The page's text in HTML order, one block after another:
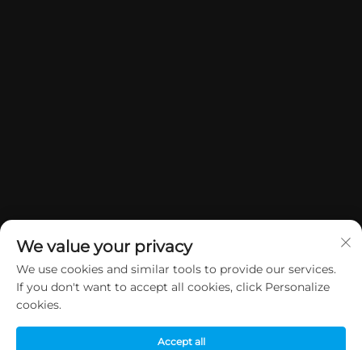
Copyright © 2026 China Dongguan Yuan Jie Gifts & Crafts Co., Ltd.
We value your privacy
We use cookies and similar tools to provide our services.
If you don't want to accept all cookies, click Personalize
cookies.
Accept all